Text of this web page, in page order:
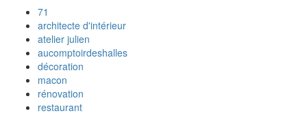
71
architecte d'intérieur
atelier julien
aucomptoirdeshalles
décoration
macon
rénovation
restaurant